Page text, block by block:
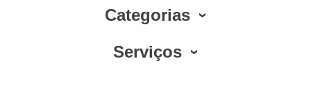
Categorias
Serviços